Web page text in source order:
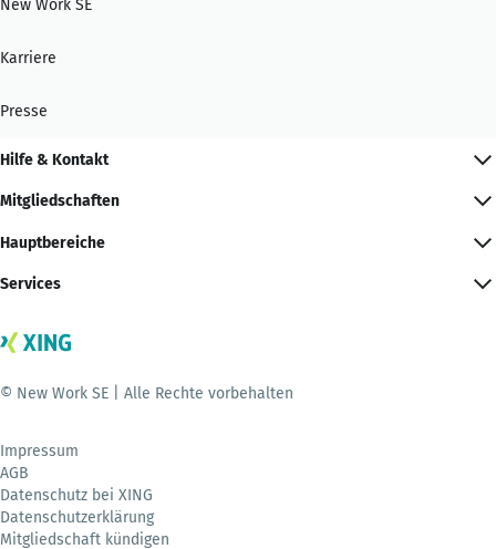
New Work SE
Karriere
Presse
Hilfe & Kontakt
Mitgliedschaften
Hauptbereiche
Services
© New Work SE | Alle Rechte vorbehalten
Impressum
AGB
Datenschutz bei XING
Datenschutzerklärung
Mitgliedschaft kündigen